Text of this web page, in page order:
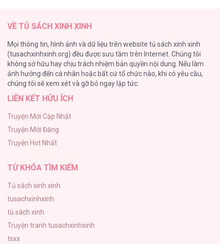
NHÀ SẸC [...] – Chap 72.4
TUYỂN TẬP ABO - MANG THAI NGẮN CỦA
NHÀ SẸC [...] – Chap 72.3
54
Một Đêm Nọ Đột Nhiên Yandere Tới!
51
Cách Khiến Phu Quân Đứng Về Phía Tôi
ONESHOT CHỊCH VỒN CHỊCH VÃ
47
VỀ TỦ SÁCH XINH XINH
Mọi thông tin, hình ảnh và dữ liệu trên website tủ sách xinh xinh
(tusachxinhxinh.org) đều được sưu tầm trên Internet. Chúng tôi
không sở hữu hay chịu trách nhiệm bản quyền nội dung. Nếu làm
ảnh hưởng đến cá nhân hoặc bất cứ tổ chức nào, khi có yêu cầu,
chúng tôi sẽ xem xét và gỡ bỏ ngay lập tức.
LIÊN KẾT HỮU ÍCH
Truyện Mới Cập Nhật
Truyện Mới Đăng
Truyện Hot Nhất
TỪ KHÓA TÌM KIẾM
Tủ sách xinh xinh
tusachxinhxinh
tủ sách xinh
Truyện tranh tusachxinhxinh
tsxx